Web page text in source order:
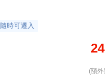
隨時可遷入
(額